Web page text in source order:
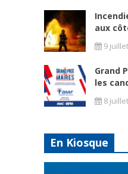
aux
9
Grand
les
8
En Kiosque